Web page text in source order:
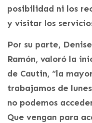
posibilidad ni los
y visitar los
Por su parte,
Ramón, valoró la
de Cautin, “la
trabajamos de
no podemos
Que vengan para